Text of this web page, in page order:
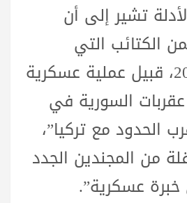
تشير إلى أن
الكتائب التي
تشكلت عام 2017، قبيل عملية عسكرية
السورية في
الحدود مع تركيا”،
من المجندين الجدد
عسكرية”.